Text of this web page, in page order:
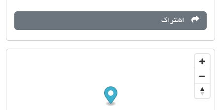
اشتراک